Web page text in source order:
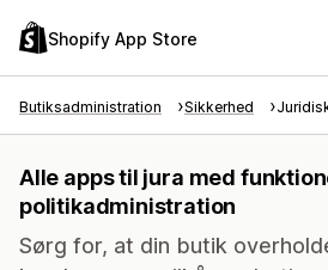
Shopify App Store
Butiksadministration Sikkerhed
Alle apps til jura med
politikadministration
Sørg for, at din butik